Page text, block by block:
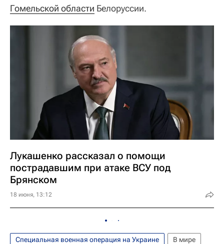
Гомельской области Белоруссии.
Лукашенко рассказал о помощи
пострадавшим при атаке ВСУ под
Брянском
18 июня, 13:12
Специальная военная операция на Украине
В мире